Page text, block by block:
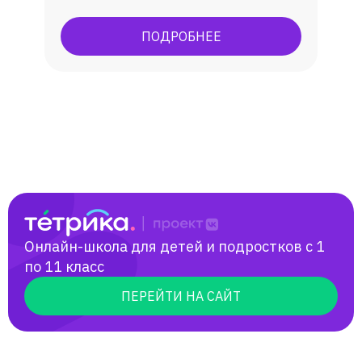
занималась с 10 учениками&#44;
средняя оценка — 4&#44;6. Участие
ПОДРОБНЕЕ
Онлайн-школа для детей и подростков с 1
по 11 класс
ПЕРЕЙТИ НА САЙТ